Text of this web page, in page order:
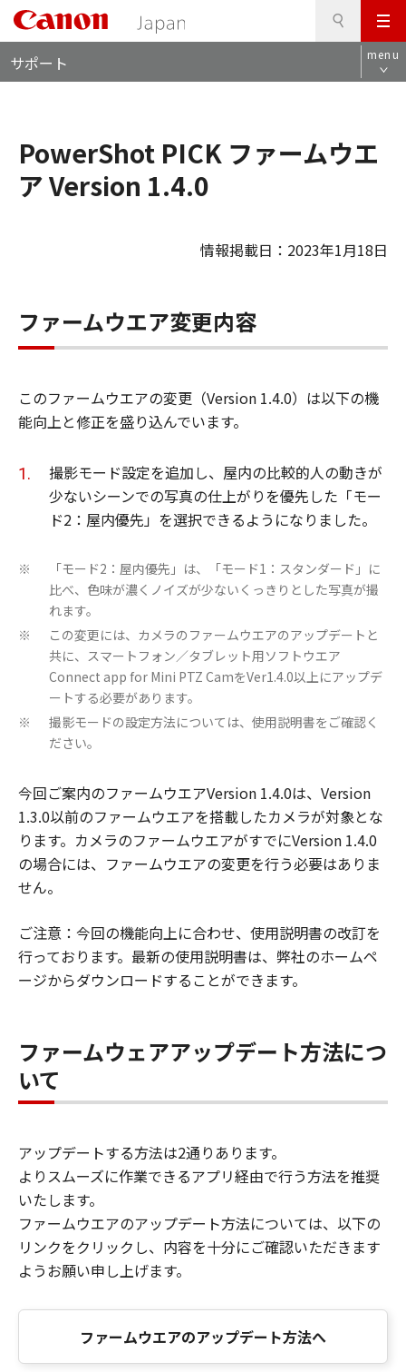
メ
ニ
ュ
サポート menu
PowerShot PICK ファームウエ
ア Version 1.4.0
情報掲載日：2023年1月18日
ファームウエア変更内容
このファームウエアの変更（Version 1.4.0）は以下の機
能向上と修正を盛り込んでいます。
撮影モード設定を追加し、屋内の比較的人の動きが
少ないシーンでの写真の仕上がりを優先した「モー
ド2：屋内優先」を選択できるようになりました。
※
「モード2：屋内優先」は、「モード1：スタンダード」に
比べ、色味が濃くノイズが少ないくっきりとした写真が撮
れます。
※
この変更には、カメラのファームウエアのアップデートと
共に、スマートフォン／タブレット用ソフトウエア
Connect app for Mini PTZ CamをVer1.4.0以上にアップデ
ートする必要があります。
※
撮影モードの設定方法については、使用説明書をご確認く
ださい。
今回ご案内のファームウエアVersion 1.4.0は、Version
1.3.0以前のファームウエアを搭載したカメラが対象とな
ります。カメラのファームウエアがすでにVersion 1.4.0
の場合には、ファームウエアの変更を行う必要はありま
せん。
ご注意：今回の機能向上に合わせ、使用説明書の改訂を
行っております。最新の使用説明書は、弊社のホームペ
ージからダウンロードすることができます。
ファームウェアアップデート方法につ
いて
アップデートする方法は2通りあります。
よりスムーズに作業できるアプリ経由で行う方法を推奨
いたします。
ファームウエアのアップデート方法については、以下の
リンクをクリックし、内容を十分にご確認いただきます
ようお願い申し上げます。
ファームウエアのアップデート方法へ